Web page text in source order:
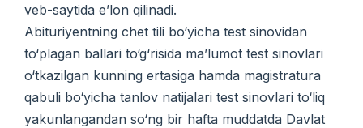
veb-saytida e’lon qilinadi.
Abituriyentning chet tili bo‘yicha test sinovidan
to‘plagan ballari to‘g‘risida ma’lumot test sinovlari
o‘tkazilgan kunning ertasiga hamda magistratura
qabuli bo‘yicha tanlov natijalari test sinovlari to‘liq
yakunlangandan so‘ng bir hafta muddatda Davlat